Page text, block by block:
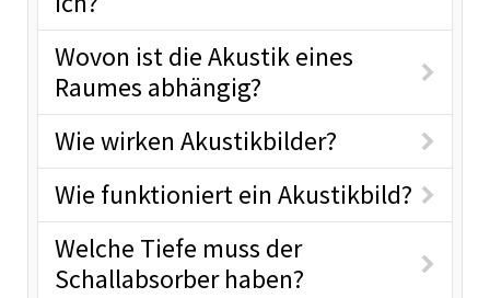
Wovon ist die Akustik eines
Raumes abhängig?
Wie wirken Akustikbilder?
Wie funktioniert ein Akustikbild?
Welche Tiefe muss der
Schallabsorber haben?